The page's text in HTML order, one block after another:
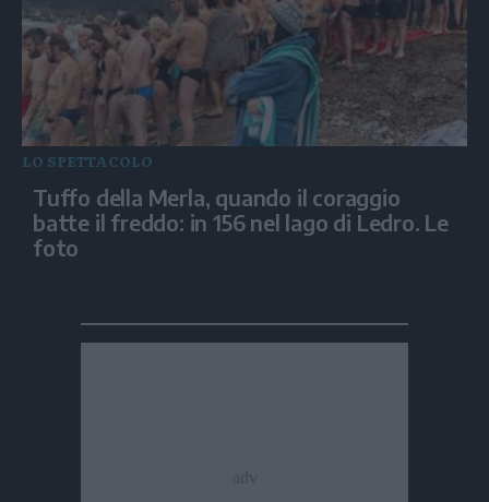
LO SPETTACOLO
Tuffo della Merla, quando il coraggio
batte il freddo: in 156 nel lago di Ledro. Le
foto